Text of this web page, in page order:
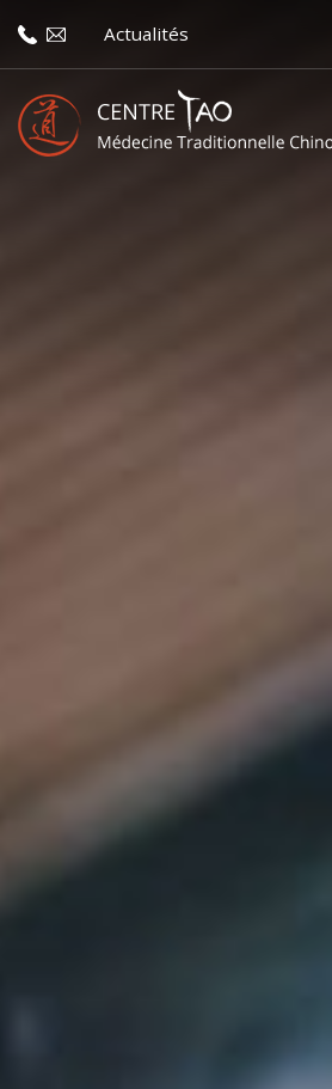
Actualités